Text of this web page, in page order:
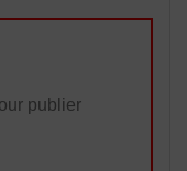
publier